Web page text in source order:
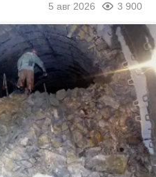
5 авг 2026 3 900